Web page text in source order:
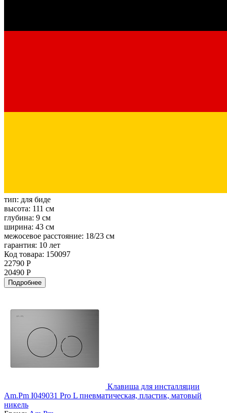
тип: для биде
высота: 111 см
глубина: 9 см
ширина: 43 см
межосевое расстояние: 18/23 см
гарантия: 10 лет
Код товара: 150097
22790 Р
20490 Р
Подробнее
Клавиша для инсталляции
Am.Pm I049031 Pro L пневматическая, пластик, матовый
никель